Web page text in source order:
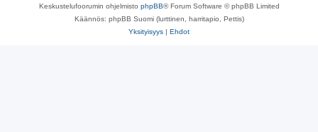
Keskustelufoorumin ohjelmisto phpBB® Forum Software © phpBB Limited
Käännös: phpBB Suomi (lurttinen, harritapio, Pettis)
Yksityisyys | Ehdot